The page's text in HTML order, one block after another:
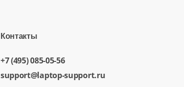
Контакты
+7 (495) 085-05-56
support@laptop-support.ru